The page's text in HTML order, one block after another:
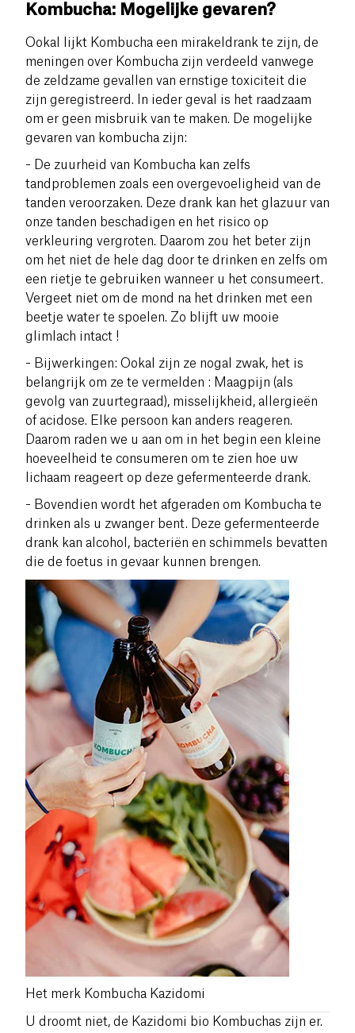
Kombucha: Mogelijke gevaren?
Ookal lijkt Kombucha een mirakeldrank te zijn, de
meningen over Kombucha zijn verdeeld vanwege
de zeldzame gevallen van ernstige toxiciteit die
zijn geregistreerd. In ieder geval is het raadzaam
om er geen misbruik van te maken. De mogelijke
gevaren van kombucha zijn:
- De zuurheid van Kombucha kan zelfs
tandproblemen zoals een overgevoeligheid van de
tanden veroorzaken. Deze drank kan het glazuur van
onze tanden beschadigen en het risico op
verkleuring vergroten. Daarom zou het beter zijn
om het niet de hele dag door te drinken en zelfs om
een rietje te gebruiken wanneer u het consumeert.
Vergeet niet om de mond na het drinken met een
beetje water te spoelen. Zo blijft uw mooie
glimlach intact !
- Bijwerkingen: Ookal zijn ze nogal zwak, het is
belangrijk om ze te vermelden : Maagpijn (als
gevolg van zuurtegraad), misselijkheid, allergieën
of acidose. Elke persoon kan anders reageren.
Daarom raden we u aan om in het begin een kleine
hoeveelheid te consumeren om te zien hoe uw
lichaam reageert op deze gefermenteerde drank.
- Bovendien wordt het afgeraden om Kombucha te
drinken als u zwanger bent. Deze gefermenteerde
drank kan alcohol, bacteriën en schimmels bevatten
die de foetus in gevaar kunnen brengen.
Het merk Kombucha Kazidomi
U droomt niet, de Kazidomi bio Kombuchas zijn er.